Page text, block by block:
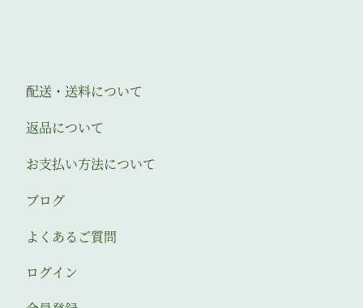
配送・送料について
返品について
お支払い方法について
ブログ
よくあるご質問
ログイン